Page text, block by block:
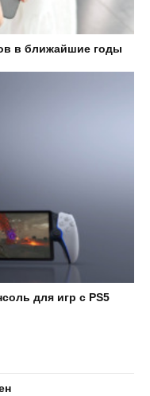
в ближайшие годы
для игр с PS5